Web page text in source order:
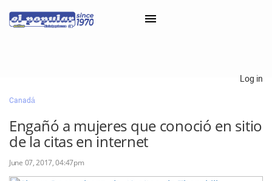
Classifieds
Categorías
Log in
Canadá
Engañó a mujeres que conoció en sitio
de la citas en internet
June 07, 2017, 04:47pm